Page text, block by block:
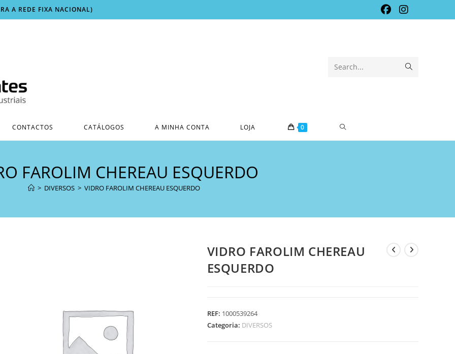
A REDE FIXA NACIONAL)
Search...
CONTACTOS CATÁLOGOS A MINHA CONTA LOJA 0 TOGGLE
FAROLIM CHEREAU ESQUERDO
> DIVERSOS > VIDRO FAROLIM CHEREAU ESQUERDO
VIDRO FAROLIM CHEREAU
ESQUERDO
REF: 1000539264
Categoria: DIVERSOS